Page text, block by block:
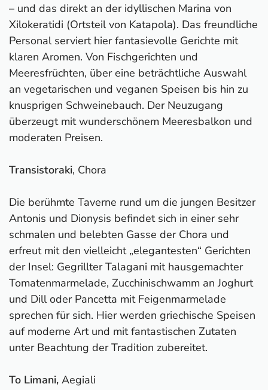
– und das direkt an der idyllischen Marina von
Xilokeratidi (Ortsteil von Katapola). Das freundliche
Personal serviert hier fantasievolle Gerichte mit
klaren Aromen. Von Fischgerichten und
Meeresfrüchten, über eine beträchtliche Auswahl
an vegetarischen und veganen Speisen bis hin zu
knusprigen Schweinebauch. Der Neuzugang
überzeugt mit wunderschönem Meeresbalkon und
moderaten Preisen.
Transistoraki, Chora
Die berühmte Taverne rund um die jungen Besitzer
Antonis und Dionysis befindet sich in einer sehr
schmalen und belebten Gasse der Chora und
erfreut mit den vielleicht „elegantesten“ Gerichten
der Insel: Gegrillter Talagani mit hausgemachter
Tomatenmarmelade, Zucchinischwamm an Joghurt
und Dill oder Pancetta mit Feigenmarmelade
sprechen für sich. Hier werden griechische Speisen
auf moderne Art und mit fantastischen Zutaten
unter Beachtung der Tradition zubereitet.
To Limani, Aegiali